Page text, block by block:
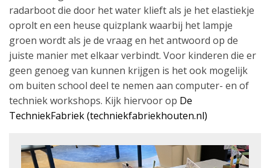
radarboot die door het water klieft als je het elastiekje
oprolt en een heuse quizplank waarbij het lampje
groen wordt als je de vraag en het antwoord op de
juiste manier met elkaar verbindt. Voor kinderen die er
geen genoeg van kunnen krijgen is het ook mogelijk
om buiten school deel te nemen aan computer- en of
techniek workshops. Kijk hiervoor op De
TechniekFabriek (techniekfabriekhouten.nl)